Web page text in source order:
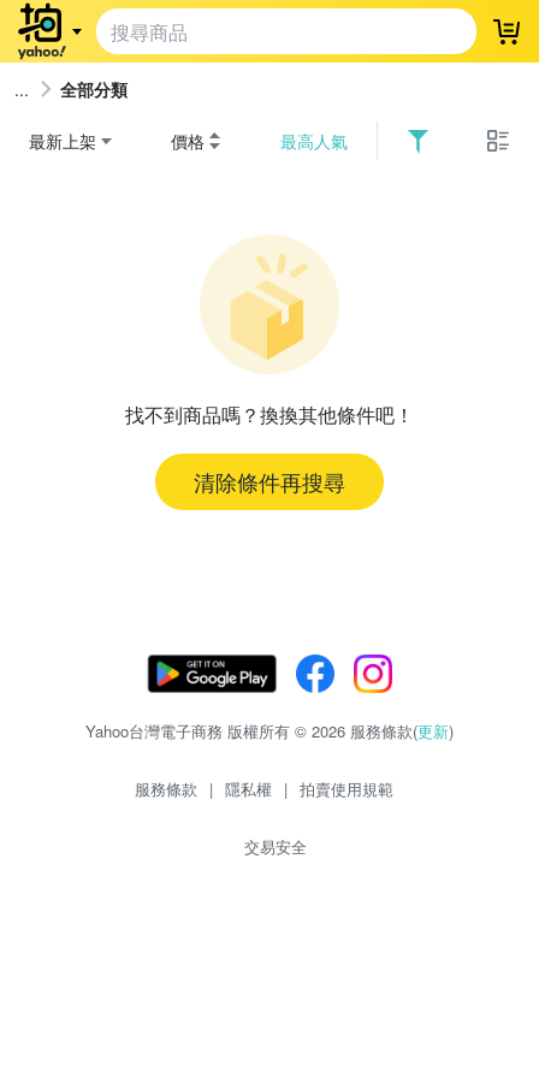
登
全部分類
最新上架 價格 最高人氣
找不到商品嗎？換換其他條件吧！
清除條件再搜尋
Yahoo台灣電子商務 版權所有 © 2026 服務條款(更新)
服務條款 | 隱私權 | 拍賣使用規範
交易安全